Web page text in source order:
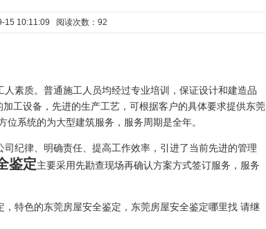
15 10:11:09 阅读次数：92
素质。普通施工人员均经过专业培训，保证设计和建造品
工设备，先进的生产工艺，可根据客户的具体要求提供东莞
系统的为大型建筑服务，服务周期是全年。
纪律、明确责任、提高工作效率，引进了当前先进的管理
鉴定主要采用先勘查现场再确认方案方式签订服务，服务
特色的东莞房屋安全鉴定，东莞房屋安全鉴定哪里找 请继